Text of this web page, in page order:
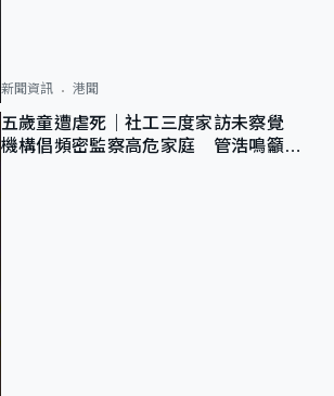
新聞資訊 港聞
五歲童遭虐死｜社工三度家訪未察覺
機構倡頻密監察高危家庭 管浩鳴籲加